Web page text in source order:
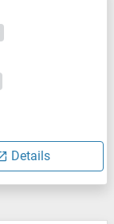
Details